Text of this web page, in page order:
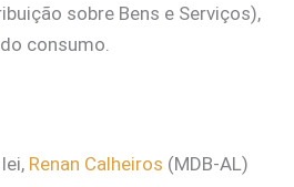
sobre Bens e Serviços),
consumo.
Renan Calheiros (MDB-AL)